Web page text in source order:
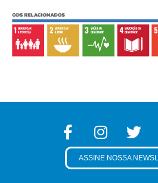
ASSINE NOSSA